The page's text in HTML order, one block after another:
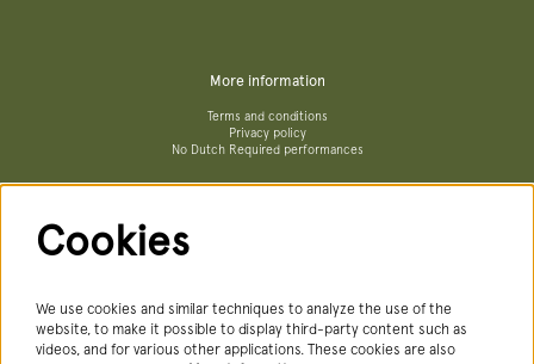
More information
Terms and conditions
Privacy policy
No Dutch Required performances
Newsletter
Cookies
We use cookies and similar techniques to analyze the use of the
website, to make it possible to display third-party content such as
videos, and for various other applications. These cookies are also